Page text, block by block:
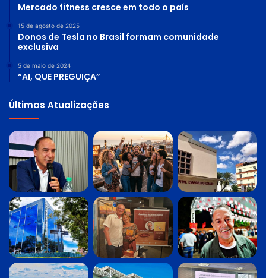
Mercado fitness cresce em todo o país
15 de agosto de 2025
Donos de Tesla no Brasil formam comunidade
exclusiva
5 de maio de 2024
“AI, QUE PREGUIÇA”
Últimas Atualizações